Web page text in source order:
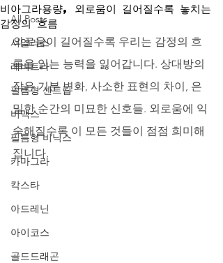
All Posts
시알리스
레비트라
필름형 센트립
비맥스
필름형 비닉스
카마그라
칵스타
아드레닌
아이코스
골드드래곤
비아그라용량, 외로움이 길어질수록 놓치는
감정의 흐름
외로움이 길어질수록 우리는 감정의 흐
름을 읽는 능력을 잃어갑니다. 상대방의
작은 기분 변화, 사소한 표현의 차이, 은
밀한 순간의 미묘한 신호들. 외로움에 익
숙해질수록 이 모든 것들이 점점 희미해
집니다.